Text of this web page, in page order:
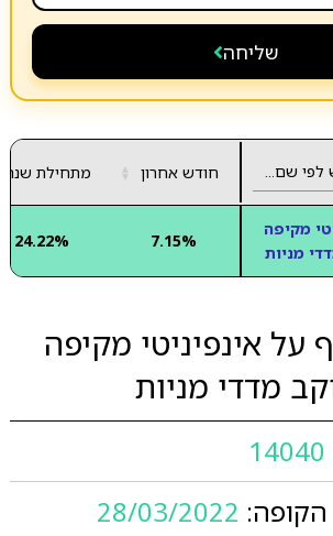
שליחה
חודש אחרון ▲
▼ מתחילת שנה
מקיפה
מניות
7.15%
24.22%
על אינפיניטי מקיפה
מדדי מניות
14040
28/03/2022